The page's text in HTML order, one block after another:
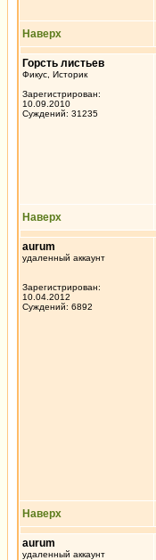
Наверх
Горсть листьев
Фикус, Историк
Зарегистрирован:
10.09.2010
Суждений: 31235
Наверх
aurum
удаленный аккаунт
Зарегистрирован:
10.04.2012
Суждений: 6892
Наверх
aurum
удаленный аккаунт